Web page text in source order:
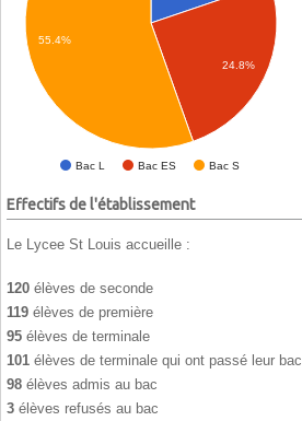
Bac L Bac ES Bac S
24.8%
55.4%
Effectifs de l'établissement
Le Lycee St Louis accueille :
120 élèves de seconde
119 élèves de première
95 élèves de terminale
101 élèves de terminale qui ont passé leur bac
98 élèves admis au bac
3 élèves refusés au bac